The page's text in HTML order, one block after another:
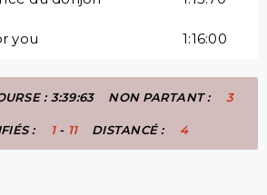
you 1:16:00
: 3:39:63 NON PARTANT : 3
: 1- 11 DISTANCÉ : 4